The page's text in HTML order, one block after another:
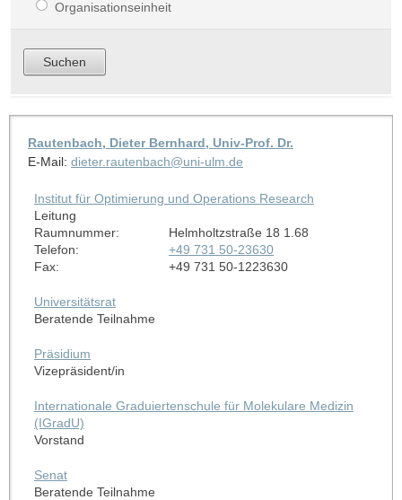
Organisationseinheit
Rautenbach, Dieter Bernhard, Univ-Prof. Dr.
E-Mail: dieter.rautenbach@uni-ulm.de
Institut für Optimierung und Operations Research
Leitung
Raumnummer:
Helmholtzstraße 18 1.68
Telefon:
+49 731 50-23630
Fax:
+49 731 50-1223630
Universitätsrat
Beratende Teilnahme
Präsidium
Vizepräsident/in
Internationale Graduiertenschule für Molekulare Medizin
(IGradU)
Vorstand
Senat
Beratende Teilnahme